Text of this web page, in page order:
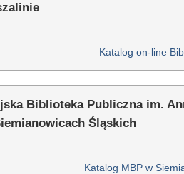
Katalog on-line
Biblioteka Publiczna im.
Śląskich
Katalog MBP w